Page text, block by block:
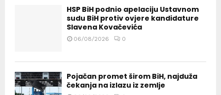
HSP BiH podnio apelaciju Ustavnom
sudu BiH protiv ovjere kandidature
Slavena Kovačevića
06/08/2026 0
Pojačan promet širom BiH, najduža
čekanja na izlazu iz zemlje